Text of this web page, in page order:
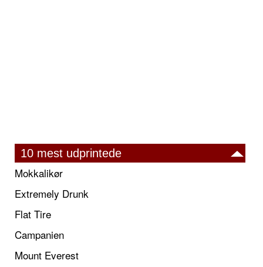
10 mest udprintede
Mokkalikør
Extremely Drunk
Flat Tire
Campanien
Mount Everest